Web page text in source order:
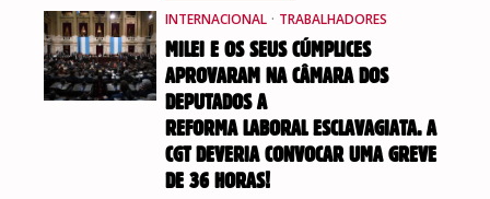
INTERNACIONAL · TRABALHADORES
MILEI E OS SEUS CÚMPLICES
APROVARAM NA CÂMARA DOS
DEPUTADOS A
REFORMA LABORAL ESCLAVAGIATA. A
CGT DEVERIA CONVOCAR UMA GREVE
DE 36 HORAS!